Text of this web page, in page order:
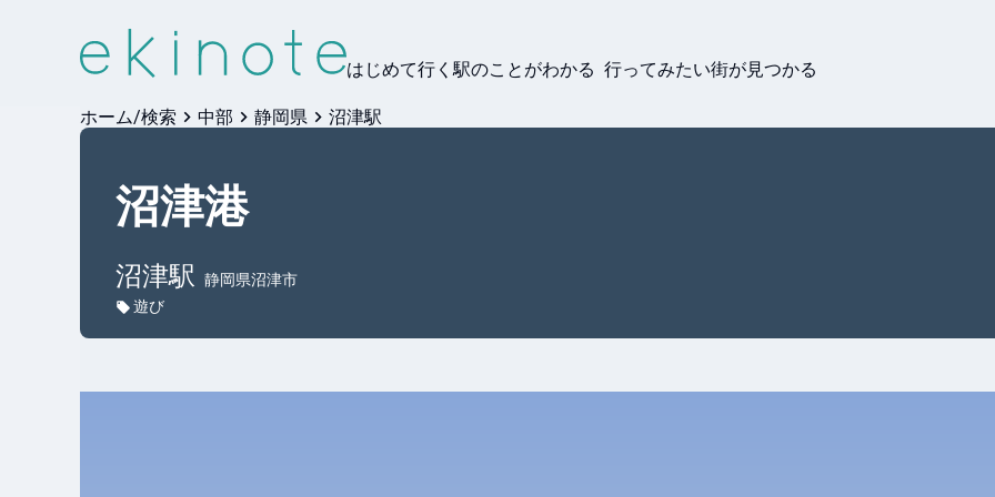
はじめて行く駅のことがわかる 行ってみたい街が見つかる
ホーム/検索 中部 静岡県 沼津駅
沼津港
沼津駅
静岡県沼津市
遊び